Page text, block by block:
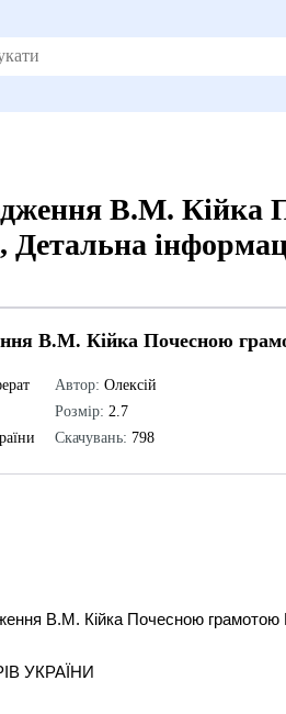
В.М. Кійка
Детальна
В.М. Кійка Почесною
Автор: Олексій
Розмір: 2.7
Скачувань: 798
В.М. Кійка Почесною грамотою
УКРАЇНИ